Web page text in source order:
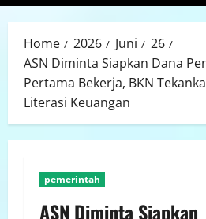
Home 2026 Juni
26
ASN Diminta Siapkan Dana
Pertama Bekerja, BKN
Literasi Keuangan
pemerintah
ASN Diminta Siapkan